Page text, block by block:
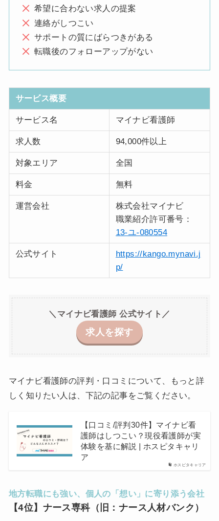
希望に合わない求人の提案
連絡がしつこい
サポートの質にばらつきがある
転職後のフォローアップがない
サービス概要
サービス名 マイナビ看護師
求人数 94,000件以上
対象エリア 全国
料金 無料
運営会社
株式会社マイナビ
職業紹介許可番号：
13-ユ-080554
公式サイト
https://kango.mynavi.j
p/
＼マイナビ看護師 公式サイト／
求人を探す
マイナビ看護師の評判・口コミについて、もっと詳
しく知りたい人は、下記の記事をご覧ください。
ホスピタキャリア
【口コミ/評判30件】マイナビ看
護師はしつこい？現役看護師が実
体験を基に解説 | ホスピタキャリ
ア
地方転職にも強い、個人の「想い」に寄り添う会社
【4位】ナース専科（旧：ナース人材バンク）